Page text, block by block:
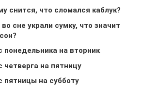
снится, что сломался каблук?
во сне украли сумку, что значит
понедельника на вторник
четверга на пятницу
пятницы на субботу